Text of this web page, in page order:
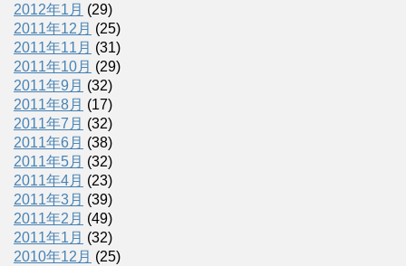
2012年1月 (29)
2011年12月 (25)
2011年11月 (31)
2011年10月 (29)
2011年9月 (32)
2011年8月 (17)
2011年7月 (32)
2011年6月 (38)
2011年5月 (32)
2011年4月 (23)
2011年3月 (39)
2011年2月 (49)
2011年1月 (32)
2010年12月 (25)